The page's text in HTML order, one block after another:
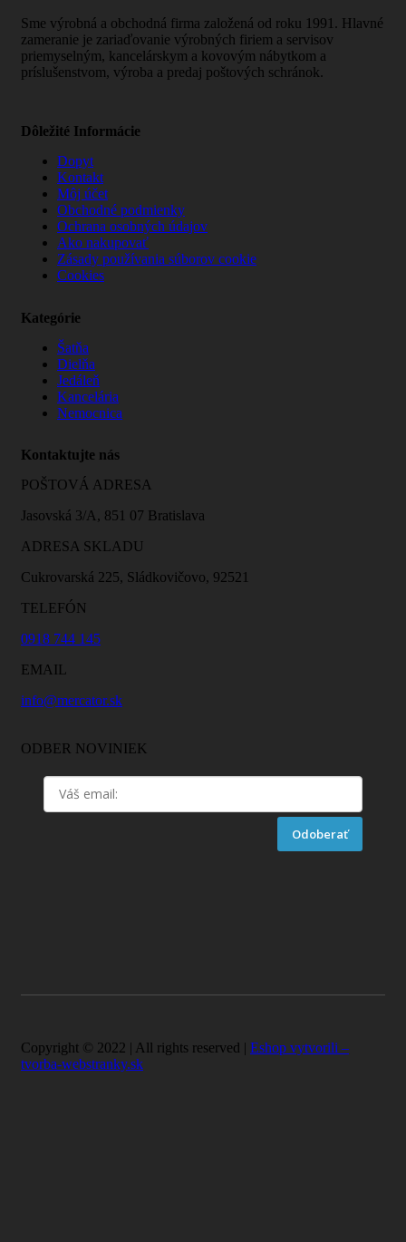
Sme výrobná a obchodná firma založená od roku 1991. Hlavné
zameranie je zariaďovanie výrobných firiem a servisov
priemyselným, kancelárskym a kovovým nábytkom a
príslušenstvom, výroba a predaj poštových schránok.
Dôležité Informácie
Dopyt
Kontakt
Môj účet
Obchodné podmienky
Ochrana osobných údajov
Ako nakupovať
Zásady používania súborov cookie
Cookies
Kategórie
Šatňa
Dielňa
Jedáleň
Kancelária
Nemocnica
Kontaktujte nás
POŠTOVÁ ADRESA
Jasovská 3/A, 851 07 Bratislava
ADRESA SKLADU
Cukrovarská 225, Sládkovičovo, 92521
TELEFÓN
0918 744 145
EMAIL
info@mercator.sk
ODBER NOVINIEK
Odoberať
Copyright © 2022 | All rights reserved | Eshop vytvorili –
tvorba-webstranky.sk